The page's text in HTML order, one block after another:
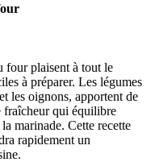
four plaisent à tout le
à préparer. Les légumes
les oignons, apportent de
fraîcheur qui équilibre
marinade. Cette recette
rapidement un